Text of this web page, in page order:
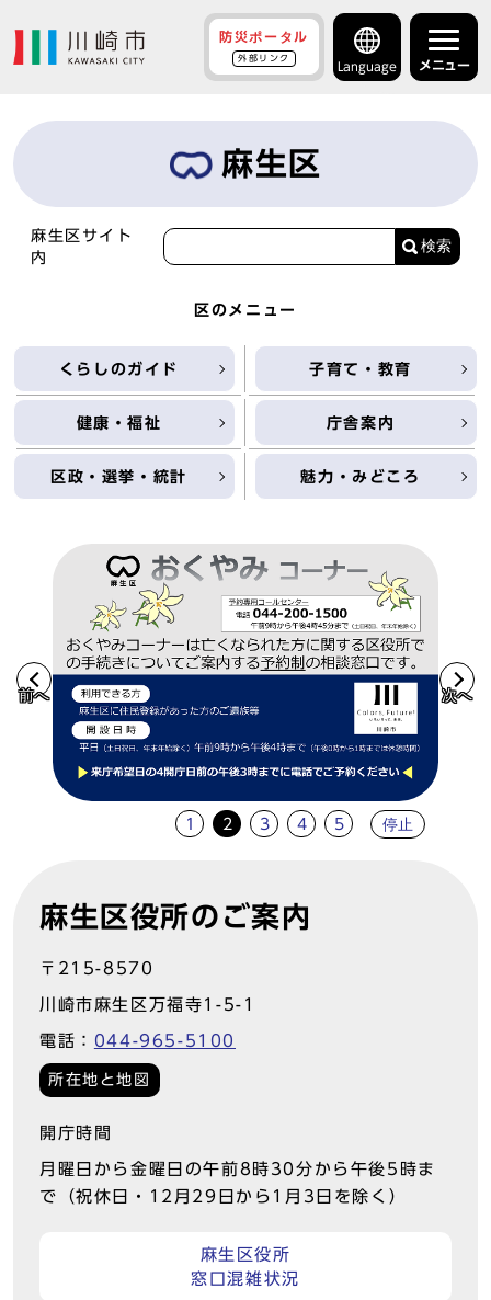
防災ポータル
外部リンク
Language メニュー
麻生区
麻生区サイト
内
検索
区のメニュー
くらしのガイド 子育て・教育
健康・福祉 庁舎案内
区政・選挙・統計 魅力・みどころ
前へ 次へ
1 2 3 4 5 停止
麻生区役所のご案内
〒215-8570
川崎市麻生区万福寺1-5-1
電話： 044-965-5100
所在地と地図
開庁時間
月曜日から金曜日の午前8時30分から午後5時ま
で（祝休日・12月29日から1月3日を除く）
麻生区役所
窓口混雑状況